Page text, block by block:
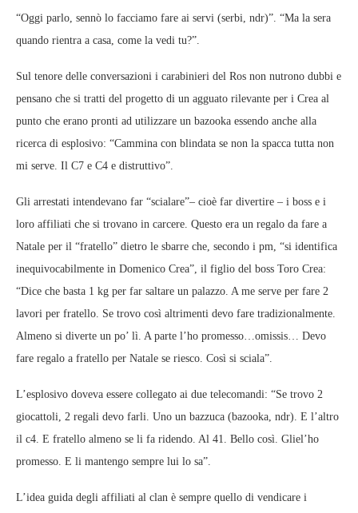
“Oggi parlo, sennò lo facciamo fare ai servi (serbi, ndr)”. “Ma la sera
quando rientra a casa, come la vedi tu?”.
Sul tenore delle conversazioni i carabinieri del Ros non nutrono dubbi e
pensano che si tratti del progetto di un agguato rilevante per i Crea al
punto che erano pronti ad utilizzare un bazooka essendo anche alla
ricerca di esplosivo: “Cammina con blindata se non la spacca tutta non
mi serve. Il C7 e C4 e distruttivo”.
Gli arrestati intendevano far “scialare”– cioè far divertire – i boss e i
loro affiliati che si trovano in carcere. Questo era un regalo da fare a
Natale per il “fratello” dietro le sbarre che, secondo i pm, “si identifica
inequivocabilmente in Domenico Crea”, il figlio del boss Toro Crea:
“Dice che basta 1 kg per far saltare un palazzo. A me serve per fare 2
lavori per fratello. Se trovo così altrimenti devo fare tradizionalmente.
Almeno si diverte un po’ lì. A parte l’ho promesso…omissis… Devo
fare regalo a fratello per Natale se riesco. Così si sciala”.
L’esplosivo doveva essere collegato ai due telecomandi: “Se trovo 2
giocattoli, 2 regali devo farli. Uno un bazzuca (bazooka, ndr). E l’altro
il c4. E fratello almeno se li fa ridendo. Al 41. Bello così. Gliel’ho
promesso. E li mantengo sempre lui lo sa”.
L’idea guida degli affiliati al clan è sempre quello di vendicare i